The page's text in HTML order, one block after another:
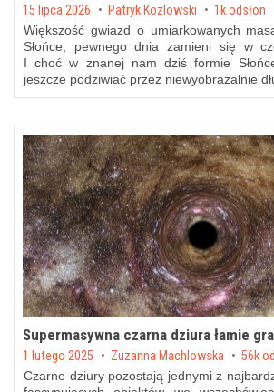
Posted on
15 lipca 2026 byPatryk Kozlowski 1k odsłon
Większość gwiazd o umiarkowanych
Słońce, pewnego dnia zamieni się w
I choć w znanej nam dziś formie
jeszcze podziwiać przez niewyobrażalnie
Supermasywna czarna dziura łamie
Posted on
1 lutego 2025 by Zuzanna Machlowska 56k
Czarne dziury pozostają jednymi z